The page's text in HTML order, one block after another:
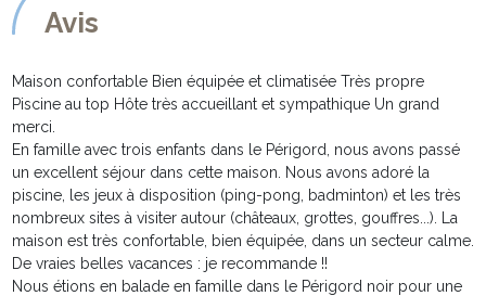
Avis
Maison confortable Bien équipée et climatisée Très propre
Piscine au top Hôte très accueillant et sympathique Un grand
merci.
En famille avec trois enfants dans le Périgord, nous avons passé
un excellent séjour dans cette maison. Nous avons adoré la
piscine, les jeux à disposition (ping-pong, badminton) et les très
nombreux sites à visiter autour (châteaux, grottes, gouffres...). La
maison est très confortable, bien équipée, dans un secteur calme.
De vraies belles vacances : je recommande !!
Nous étions en balade en famille dans le Périgord noir pour une